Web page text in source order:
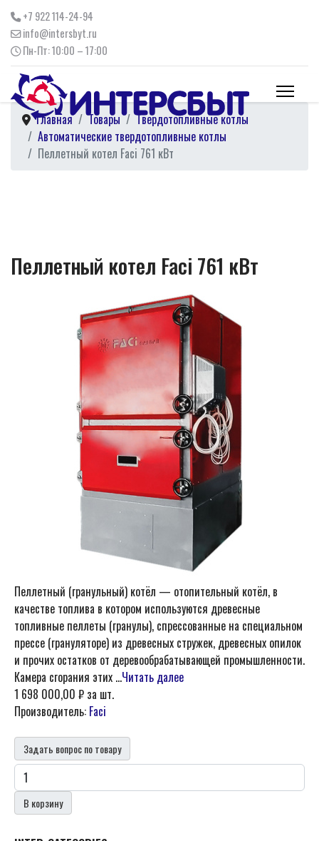
+7 922 114-24-94
info@intersbyt.ru
Пн-Пт: 10:00 – 17:00
Главная Товары
Твердотопливные котлы
Автоматические твердотопливные котлы
Пеллетный котел Faci 761 кВт
Пеллетный котел Faci 761 кВт
Пеллетный (гранульный) котёл — отопительный котёл, в
качестве топлива в котором используются древесные
топливные пеллеты (гранулы), спрессованные на специальном
прессе (грануляторе) из древесных стружек, древесных опилок
и прочих остатков от деревообрабатывающей промышленности.
Камера сгорания этих ...Читать далее
1 698 000,00 ₽ за шт.
Производитель: Faci
Задать вопрос по товару
В корзину